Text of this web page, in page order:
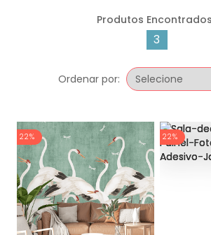
3
Ordenar por:
22% 22%